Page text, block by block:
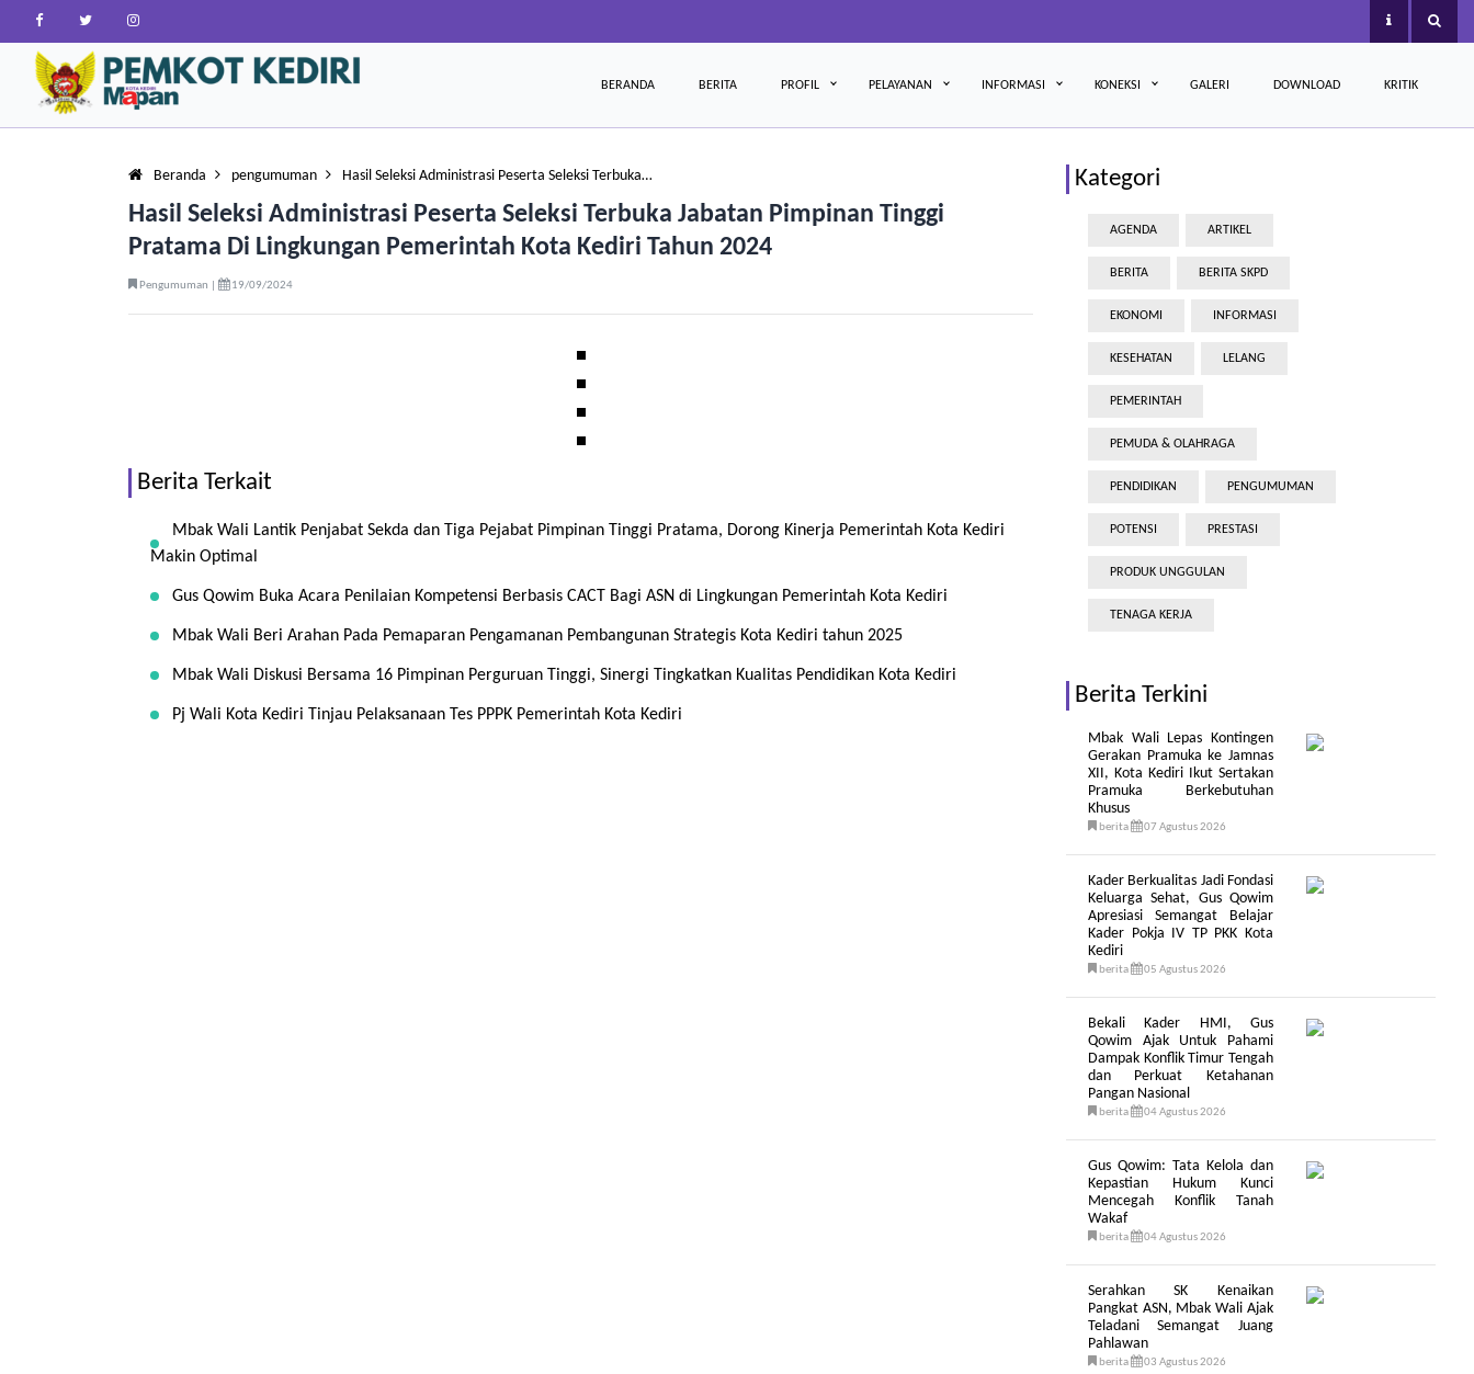
BERANDA BERITA PROFIL PELAYANAN INFORMASI KONEKSI GALERI DOWNLOAD KRITIK
Beranda pengumuman Hasil Seleksi Administrasi Peserta Seleksi Terbuka…
Hasil Seleksi Administrasi Peserta Seleksi Terbuka Jabatan Pimpinan Tinggi
Pratama Di Lingkungan Pemerintah Kota Kediri Tahun 2024
Pengumuman | 19/09/2024
Berita Terkait
Mbak Wali Lantik Penjabat Sekda dan Tiga Pejabat Pimpinan Tinggi Pratama, Dorong Kinerja Pemerintah Kota Kediri
Makin Optimal
Gus Qowim Buka Acara Penilaian Kompetensi Berbasis CACT Bagi ASN di Lingkungan Pemerintah Kota Kediri
Mbak Wali Beri Arahan Pada Pemaparan Pengamanan Pembangunan Strategis Kota Kediri tahun 2025
Mbak Wali Diskusi Bersama 16 Pimpinan Perguruan Tinggi, Sinergi Tingkatkan Kualitas Pendidikan Kota Kediri
Pj Wali Kota Kediri Tinjau Pelaksanaan Tes PPPK Pemerintah Kota Kediri
Kategori
AGENDA ARTIKEL
BERITA BERITA SKPD
EKONOMI INFORMASI
KESEHATAN LELANG
PEMERINTAH
PEMUDA & OLAHRAGA
PENDIDIKAN PENGUMUMAN
POTENSI PRESTASI
PRODUK UNGGULAN
TENAGA KERJA
Berita Terkini
Mbak Wali Lepas Kontingen
Gerakan Pramuka ke Jamnas
XII, Kota Kediri Ikut Sertakan
Pramuka Berkebutuhan
Khusus
berita 07 Agustus 2026
Kader Berkualitas Jadi Fondasi
Keluarga Sehat, Gus Qowim
Apresiasi Semangat Belajar
Kader Pokja IV TP PKK Kota
Kediri
berita 05 Agustus 2026
Bekali Kader HMI, Gus
Qowim Ajak Untuk Pahami
Dampak Konflik Timur Tengah
dan Perkuat Ketahanan
Pangan Nasional
berita 04 Agustus 2026
Gus Qowim: Tata Kelola dan
Kepastian Hukum Kunci
Mencegah Konflik Tanah
Wakaf
berita 04 Agustus 2026
Serahkan SK Kenaikan
Pangkat ASN, Mbak Wali Ajak
Teladani Semangat Juang
Pahlawan
berita 03 Agustus 2026